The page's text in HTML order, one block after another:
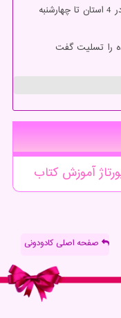
را تسلیت گفت
آموزشكتاب
صفحه اصلی کادودونی